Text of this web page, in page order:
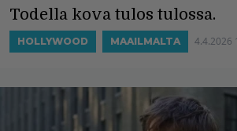
Todella kova tulos tulossa.
HOLLYWOOD MAAILMALTA 4.4.2026